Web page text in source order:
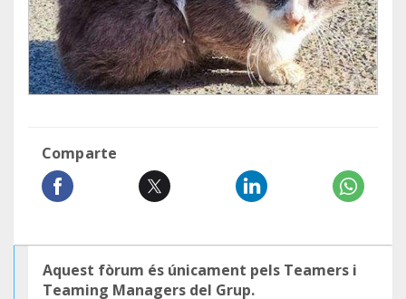
Comparte
Aquest fòrum és únicament pels Teamers i
Teaming Managers del Grup.